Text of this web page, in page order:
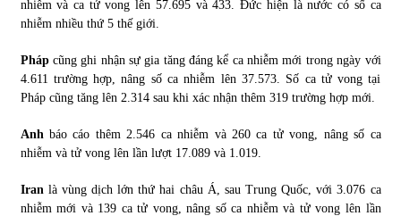
nhiễm và ca tử vong lên 57.695 và 433. Đức hiện là nước có số ca
nhiễm nhiều thứ 5 thế giới.
Pháp cũng ghi nhận sự gia tăng đáng kể ca nhiễm mới trong ngày với
4.611 trường hợp, nâng số ca nhiễm lên 37.573. Số ca tử vong tại
Pháp cũng tăng lên 2.314 sau khi xác nhận thêm 319 trường hợp mới.
Anh báo cáo thêm 2.546 ca nhiễm và 260 ca tử vong, nâng số ca
nhiễm và tử vong lên lần lượt 17.089 và 1.019.
Iran là vùng dịch lớn thứ hai châu Á, sau Trung Quốc, với 3.076 ca
nhiễm mới và 139 ca tử vong, nâng số ca nhiễm và tử vong lên lần